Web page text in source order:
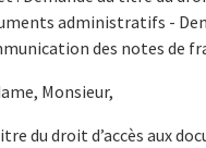
administratifs -
des notes de
Monsieur,
du droit d’accès aux